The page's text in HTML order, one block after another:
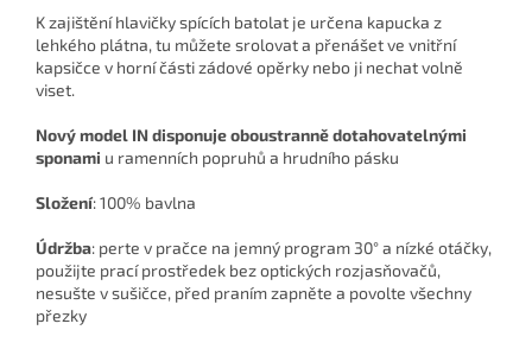
K zajištění hlavičky spících batolat je určena kapucka z
lehkého plátna, tu můžete srolovat a přenášet ve vnitřní
kapsičce v horní části zádové opěrky nebo ji nechat volně
viset.
Nový model IN disponuje oboustranně dotahovatelnými
sponami u ramenních popruhů a hrudního pásku
Složení:100% bavlna
Údržba: perte v pračce na jemný program 30° a nízké otáčky,
použijte prací prostředek bez optických rozjasňovačů,
nesušte v sušičce, před praním zapněte a povolte všechny
přezky